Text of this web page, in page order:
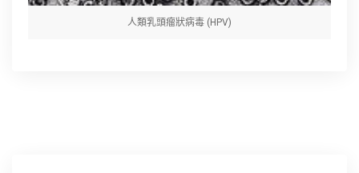
人類乳頭瘤狀病毒 (HPV)